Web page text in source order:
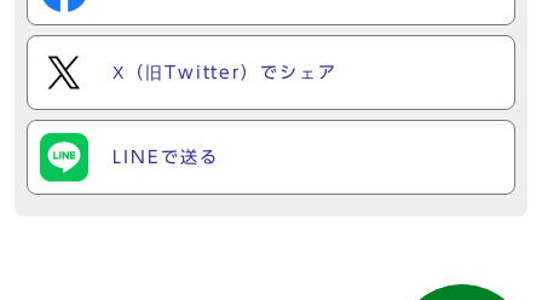
X（旧Twitter）でシェア
LINEで送る